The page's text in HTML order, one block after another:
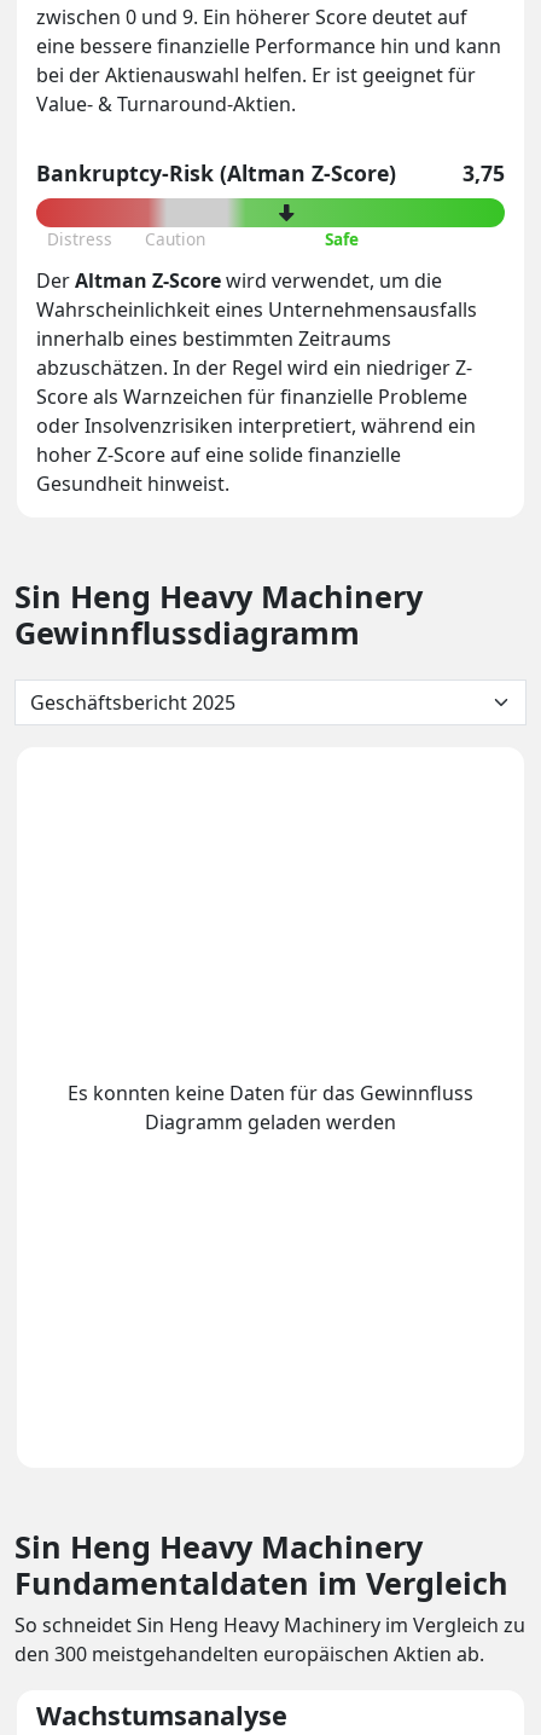
zwischen 0 und 9. Ein höherer Score deutet auf
eine bessere finanzielle Performance hin und kann
bei der Aktienauswahl helfen. Er ist geeignet für
Value- & Turnaround-Aktien.
Bankruptcy-Risk (Altman Z-Score) 3,75
Distress Caution Safe
DerAltman Z-Scorewird verwendet, um die
Wahrscheinlichkeit eines Unternehmensausfalls
innerhalb eines bestimmten Zeitraums
abzuschätzen. In der Regel wird ein niedriger Z-
Score als Warnzeichen für finanzielle Probleme
oder Insolvenzrisiken interpretiert, während ein
hoher Z-Score auf eine solide finanzielle
Gesundheit hinweist.
Sin Heng Heavy Machinery
Gewinnflussdiagramm
Es konnten keine Daten für das Gewinnfluss
Diagramm geladen werden
Sin Heng Heavy Machinery
Fundamentaldaten im Vergleich
So schneidet Sin Heng Heavy Machinery im Vergleich zu
den 300 meistgehandelten europäischen Aktien ab.
Wachstumsanalyse